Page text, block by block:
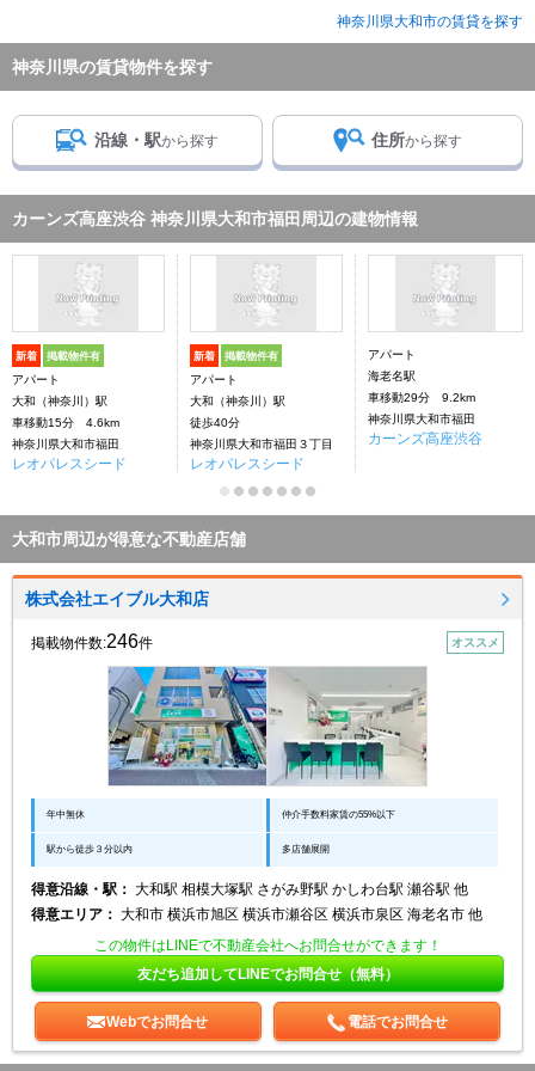
神奈川県大和市の賃貸を探す
神奈川県の賃貸物件を探す
沿線・駅から探す 住所から探す
カーンズ高座渋谷 神奈川県大和市福田周辺の建物情報
新着 掲載物件有
アパート
大和（神奈川）駅
車移動15分 4.6km
神奈川県大和市福田
レオパレスシード
新着 掲載物件有
アパート
大和（神奈川）駅
徒歩40分
神奈川県大和市福田３丁目
レオパレスシード
アパート
海老名駅
車移動29分 9.2km
神奈川県大和市福田
カーンズ高座渋谷
大和市周辺が得意な不動産店舗
株式会社エイブル大和店
掲載物件数:246件 オススメ
年中無休 仲介手数料家賃の55%以下
駅から徒歩３分以内 多店舗展開
得意沿線・駅： 大和駅 相模大塚駅 さがみ野駅 かしわ台駅 瀬谷駅 他
得意エリア： 大和市 横浜市旭区 横浜市瀬谷区 横浜市泉区 海老名市 他
この物件はLINEで不動産会社へお問合せができます！
友だち追加してLINEでお問合せ（無料）
Webでお問合せ 電話でお問合せ